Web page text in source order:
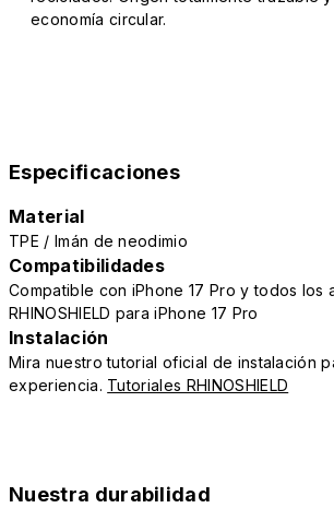
economía circular.
Especificaciones
Material
TPE / Imán de neodimio
Compatibilidades
Compatible con iPhone 17 Pro y todos los
RHINOSHIELD para iPhone 17 Pro
Instalación
Mira nuestro tutorial oficial de instalación
experiencia. Tutoriales RHINOSHIELD
Nuestra durabilidad